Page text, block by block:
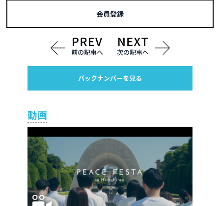
会員登録
前の記事へ 次の記事へ
バックナンバーを見る
動画